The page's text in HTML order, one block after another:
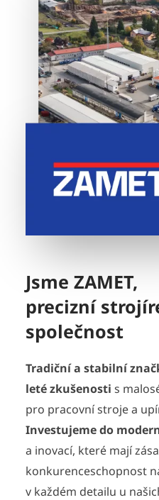
Jsme ZAMET,
precizní
společnost
Tradiční a stabilní
leté zkušenosti s
pro pracovní stroje a
Investujeme do
a inovací, které mají
konkurenceschopnost
v každém detailu u